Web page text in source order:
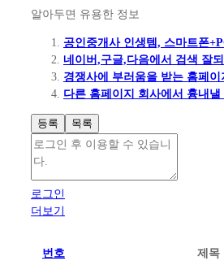
알아두면 유용한 정보
공인중개사 인생템, 스마트폰
네이버,구글,다음에서 검색 잘
경쟁사에 부러움을 받는 홈페
다른 홈페이지 회사에서 흉내
등록 목록
로그인
더보기
번호 제목